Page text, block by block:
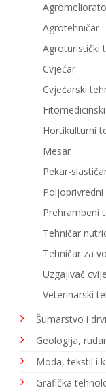
Agrotehničar
Agroturistički
Cvjećar
Cvjećarski
Hortikulturni
Mesar
Pekar-
Prehrambeni
Tehničar
Tehničar za
Uzgajivač
Veterinarski
Šumarstvo i
Geologija,
Moda, tekstil i
Grafička